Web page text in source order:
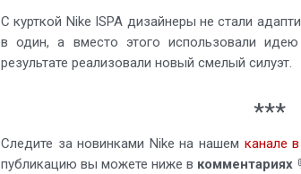
С курткой Nike ISPA дизайнеры не стали
в один, а вместо этого использовали
результате реализовали новый смелый силуэт.
***
Следите за новинками Nike на нашем канале
публикацию вы можете ниже в комментариях